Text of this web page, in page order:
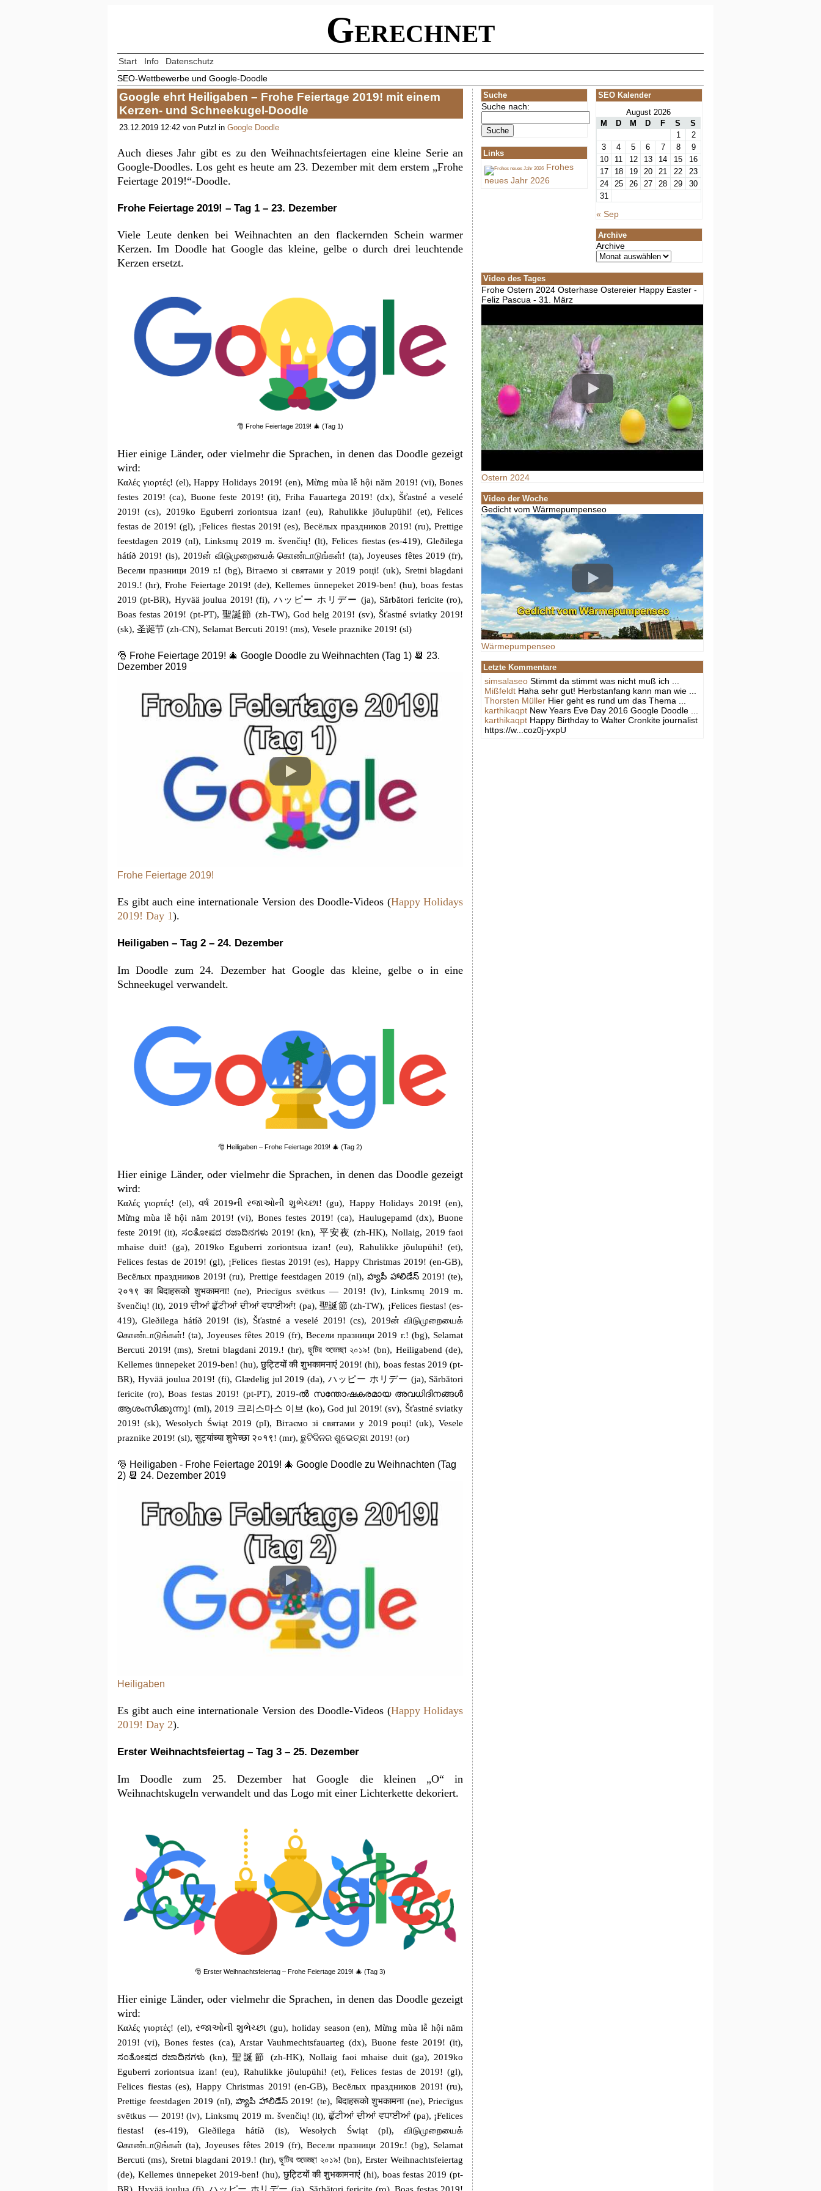
Gerechnet
Start Info
Datenschutz
SEO-Wettbewerbe und Google-Doodle
Google ehrt Heiligaben – Frohe Feiertage 2019! mit einem
Kerzen- und Schneekugel-Doodle
23.12.2019 12:42 von Putzl in Google Doodle
Auch dieses Jahr gibt es zu den Weihnachtsfeiertagen eine kleine Serie an
Google-Doodles. Los geht es heute am 23. Dezember mit dem erstem „Frohe
Feiertage 2019!“-Doodle.
Frohe Feiertage 2019! – Tag 1 – 23. Dezember
Viele Leute denken bei Weihnachten an den flackernden Schein warmer
Kerzen. Im Doodle hat Google das kleine, gelbe o durch drei leuchtende
Kerzen ersetzt.
🎅 Frohe Feiertage 2019! 🎄 (Tag 1)
Hier einige Länder, oder vielmehr die Sprachen, in denen das Doodle gezeigt
wird:
Καλές γιορτές! (el), Happy Holidays 2019! (en), Mừng mùa lễ hội năm 2019! (vi), Bones
festes 2019! (ca), Buone feste 2019! (it), Friha Fauartega 2019! (dx), Šťastné a veselé
2019! (cs), 2019ko Eguberri zoriontsua izan! (eu), Rahulikke jõulupühi! (et), Felices
festas de 2019! (gl), ¡Felices fiestas 2019! (es), Весёлых праздников 2019! (ru), Prettige
feestdagen 2019 (nl), Linksmų 2019 m. švenčių! (lt), Felices fiestas (es-419), Gleðilega
hátíð 2019! (is), 2019ன் விடுமுறையைக் கொண்டாடுங்கள்! (ta), Joyeuses fêtes 2019 (fr),
Весели празници 2019 г.! (bg), Вітаємо зі святами у 2019 році! (uk), Sretni blagdani
2019.! (hr), Frohe Feiertage 2019! (de), Kellemes ünnepeket 2019-ben! (hu), boas festas
2019 (pt-BR), Hyvää joulua 2019! (fi), ハッピー ホリデー (ja), Sărbători fericite (ro),
Boas festas 2019! (pt-PT), 聖誕節 (zh-TW), God helg 2019! (sv), Šťastné sviatky 2019!
(sk), 圣诞节 (zh-CN), Selamat Bercuti 2019! (ms), Vesele praznike 2019! (sl)
🎅 Frohe Feiertage 2019! 🎄 Google Doodle zu Weihnachten (Tag 1) 📆 23.
Dezember 2019
Frohe Feiertage 2019!
Es gibt auch eine internationale Version des Doodle-Videos (Happy Holidays
2019! Day 1).
Heiligaben – Tag 2 – 24. Dezember
Im Doodle zum 24. Dezember hat Google das kleine, gelbe o in eine
Schneekugel verwandelt.
🎅 Heiligaben – Frohe Feiertage 2019! 🎄 (Tag 2)
Hier einige Länder, oder vielmehr die Sprachen, in denen das Doodle gezeigt
wird:
Καλές γιορτές! (el), વર્ષ 2019ની રજાઓની શુભેચ્છા! (gu), Happy Holidays 2019! (en),
Mừng mùa lễ hội năm 2019! (vi), Bones festes 2019! (ca), Haulugepamd (dx), Buone
feste 2019! (it), ಸಂತೋಷದ ರಜಾದಿನಗಳು 2019! (kn), 平安夜 (zh-HK), Nollaig, 2019 faoi
mhaise duit! (ga), 2019ko Eguberri zoriontsua izan! (eu), Rahulikke jõulupühi! (et),
Felices festas de 2019! (gl), ¡Felices fiestas 2019! (es), Happy Christmas 2019! (en-GB),
Весёлых праздников 2019! (ru), Prettige feestdagen 2019 (nl), హ్యపీ హాలిడేస్ 2019! (te),
२०१९ का बिदाहरूको शुभकामना! (ne), Priecīgus svētkus — 2019! (lv), Linksmų 2019 m.
švenčių! (lt), 2019 ਦੀਆਂ ਛੁੱਟੀਆਂ ਦੀਆਂ ਵਧਾਈਆਂ! (pa), 聖誕節 (zh-TW), ¡Felices fiestas! (es-
419), Gleðilega hátíð 2019! (is), Šťastné a veselé 2019! (cs), 2019ன் விடுமுறையைக்
கொண்டாடுங்கள்! (ta), Joyeuses fêtes 2019 (fr), Весели празници 2019 г.! (bg), Selamat
Bercuti 2019! (ms), Sretni blagdani 2019.! (hr), ছুটির শুভেচ্ছা ২০১৯! (bn), Heiligabend (de),
Kellemes ünnepeket 2019-ben! (hu), छुट्टियों की शुभकामनाएं 2019! (hi), boas festas 2019 (pt-
BR), Hyvää joulua 2019! (fi), Glædelig jul 2019 (da), ハッピー ホリデー (ja), Sărbători
fericite (ro), Boas festas 2019! (pt-PT), 2019-ൽ സന്തോഷകരമായ അവധിദിനങ്ങൾ
ആശംസിക്കുന്നു! (ml), 2019 크리스마스 이브 (ko), God jul 2019! (sv), Šťastné sviatky
2019! (sk), Wesołych Świąt 2019 (pl), Вітаємо зі святами у 2019 році! (uk), Vesele
praznike 2019! (sl), सुट्यांच्या शुभेच्छा २०१९! (mr), ଛୁଟିଦିନର ଶୁଭେଚ୍ଛା 2019! (or)
🎅 Heiligaben - Frohe Feiertage 2019! 🎄 Google Doodle zu Weihnachten (Tag
2) 📆 24. Dezember 2019
Heiligaben
Es gibt auch eine internationale Version des Doodle-Videos (Happy Holidays
2019! Day 2).
Erster Weihnachtsfeiertag – Tag 3 – 25. Dezember
Im Doodle zum 25. Dezember hat Google die kleinen „O“ in
Weihnachtskugeln verwandelt und das Logo mit einer Lichterkette dekoriert.
🎅 Erster Weihnachtsfeiertag – Frohe Feiertage 2019! 🎄 (Tag 3)
Hier einige Länder, oder vielmehr die Sprachen, in denen das Doodle gezeigt
wird:
Καλές γιορτές! (el), રજાઓની શુભેચ્છા (gu), holiday season (en), Mừng mùa lễ hội năm
2019! (vi), Bones festes (ca), Arstar Vauhmechtsfauarteg (dx), Buone feste 2019! (it),
ಸಂತೋಷದ ರಜಾದಿನಗಳು (kn), 聖誕節 (zh-HK), Nollaig faoi mhaise duit (ga), 2019ko
Eguberri zoriontsua izan! (eu), Rahulikke jõulupühi! (et), Felices festas de 2019! (gl),
Felices fiestas (es), Happy Christmas 2019! (en-GB), Весёлых праздников 2019! (ru),
Prettige feestdagen 2019 (nl), హ్యపీ హాలిడేస్ 2019! (te), बिदाहरूको शुभकामना (ne), Priecīgus
svētkus — 2019! (lv), Linksmų 2019 m. švenčių! (lt), ਛੁੱਟੀਆਂ ਦੀਆਂ ਵਧਾਈਆਂ (pa), ¡Felices
fiestas! (es-419), Gleðilega hátíð (is), Wesołych Świąt (pl), விடுமுறையைக்
கொண்டாடுங்கள் (ta), Joyeuses fêtes 2019 (fr), Весели празници 2019г.! (bg), Selamat
Bercuti (ms), Sretni blagdani 2019.! (hr), ছুটির শুভেচ্ছা ২০১৯! (bn), Erster Weihnachtsfeiertag
(de), Kellemes ünnepeket 2019-ben! (hu), छुट्टियों की शुभकामनाएं (hi), boas festas 2019 (pt-
Suche
Suche nach:
Links
Frohes
neues Jahr 2026
SEO Kalender
August 2026
M
D M D F S
S
1
2
3
4 5 6 7 8
9
10
11 12 13 14 15
16
17
18 19 20 21 22
23
24
25 26 27 28 29
30
31
« Sep
Archive
Archive
Video des Tages
Frohe Ostern 2024 Osterhase Ostereier Happy Easter -
Feliz Pascua - 31. März
Ostern 2024
Video der Woche
Gedicht vom Wärmepumpenseo
Wärmepumpenseo
Letzte Kommentare
simsalaseo Stimmt da stimmt was nicht muß ich ...
Mißfeldt Haha sehr gut! Herbstanfang kann man wie ...
Thorsten Müller Hier geht es rund um das Thema ...
karthikaqpt New Years Eve Day 2016 Google Doodle ...
karthikaqpt Happy Birthday to Walter Cronkite journalist
https://w...coz0j-yxpU